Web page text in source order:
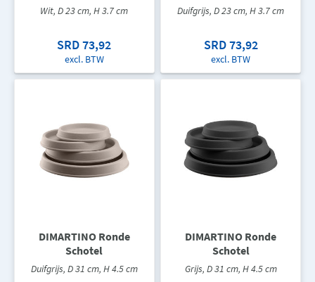
Wit, D 23 cm, H 3.7 cm
SRD 73,92
excl. BTW
Duifgrijs, D 23 cm, H 3.7 cm
SRD 73,92
excl. BTW
DIMARTINO Ronde
Schotel
Duifgrijs, D 31 cm, H 4.5 cm
DIMARTINO Ronde
Schotel
Grijs, D 31 cm, H 4.5 cm